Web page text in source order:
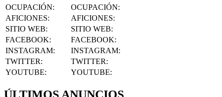
AFICIONES:
AFICIONES:
SITIO WEB:
SITIO WEB:
FACEBOOK
FACEBOOK:
INSTAGRAM
INSTAGRAM:
TWITTER :
TWITTER:
YOUTUBE
YOUTUBE: